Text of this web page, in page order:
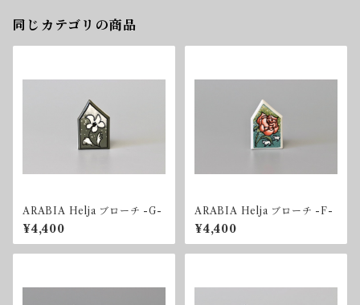
同じカテゴリの商品
ARABIA Helja ブローチ -G-
¥4,400
ARABIA Helja ブローチ -F-
¥4,400